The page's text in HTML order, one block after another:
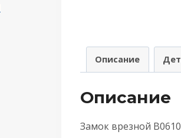
Описание
Описание
Замок врезной